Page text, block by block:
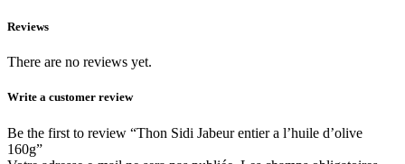
Reviews
There are no reviews yet.
Write a customer review
Be the first to review “Thon Sidi Jabeur entier a l’huile d’olive
160g”